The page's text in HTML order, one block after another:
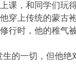
课，和同学们玩
穿上传统的蒙古
行时，他的稚气
的一切，但他绝